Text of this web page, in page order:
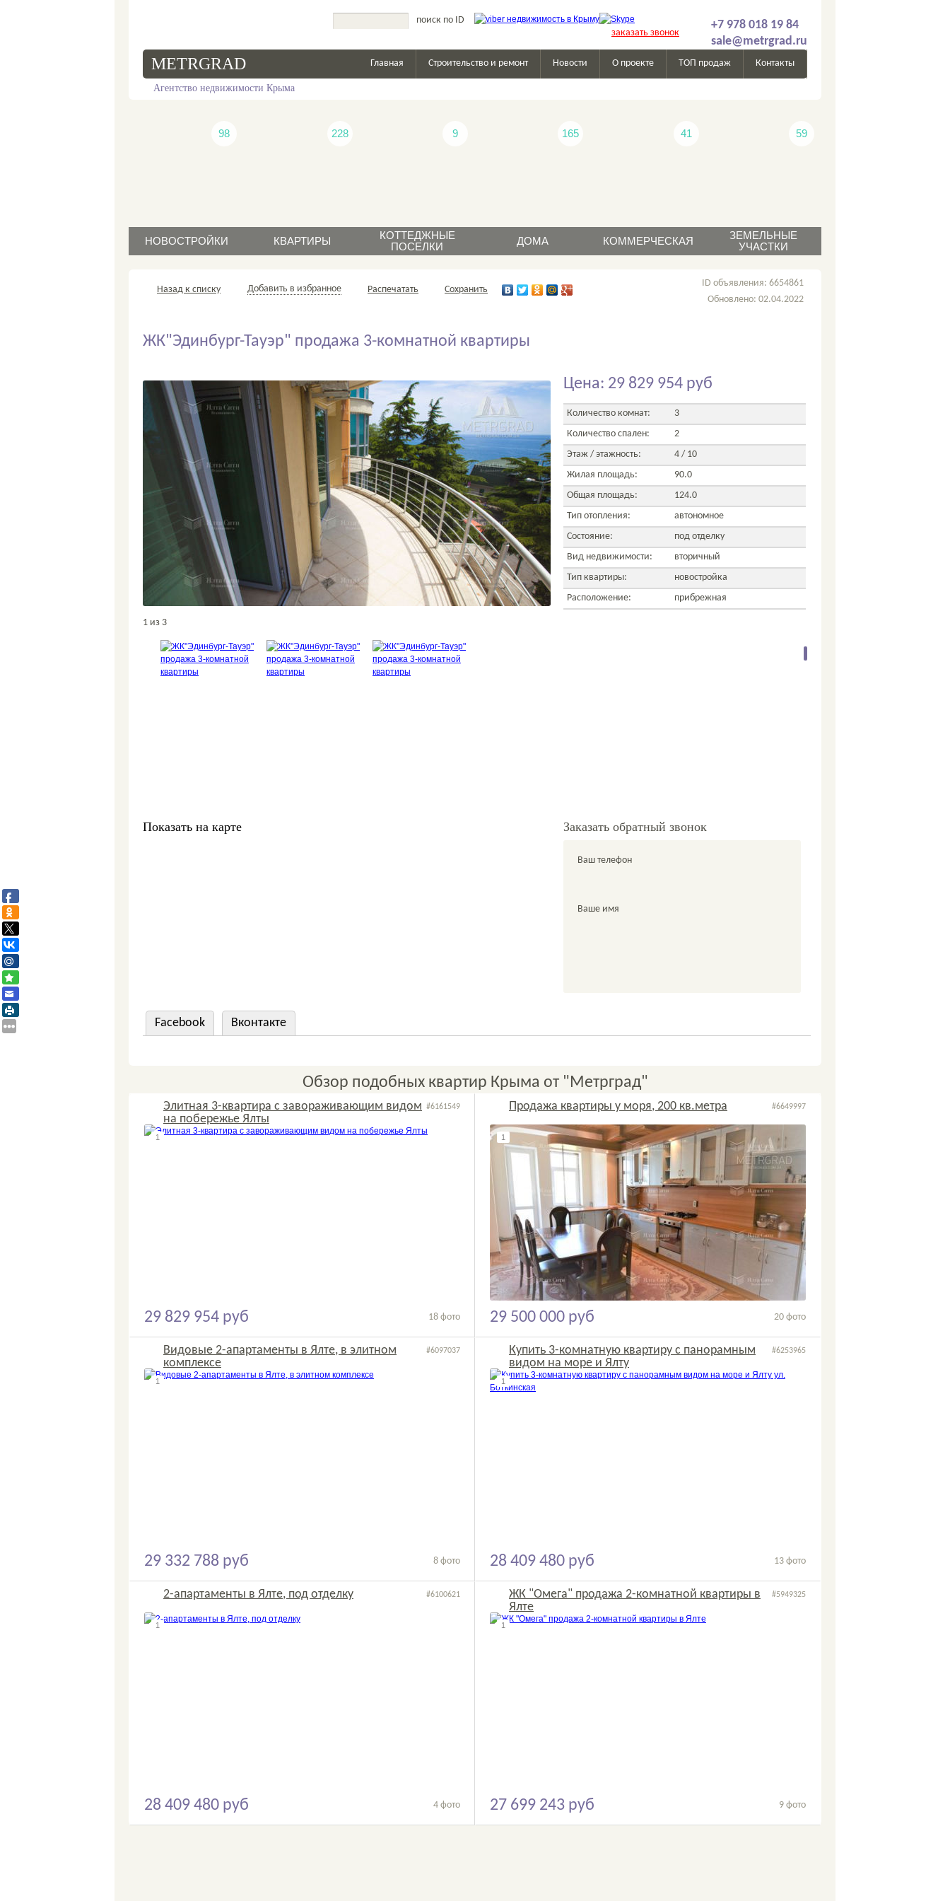
заказать звонок
+7 978 018 19 84
sale@metrgrad.ru
METRGRAD Главная Строительство и ремонт Новости О проекте ТОП продаж Контакты
Агентство недвижимости Крыма
НОВОСТРОЙКИ
98
КВАРТИРЫ
аренда
228
КОТТЕДЖНЫЕ
ПОСЕЛКИ
аренда
9
ДОМА
аренда
165
КОММЕРЧЕСКАЯ
41
ЗЕМЕЛЬНЫЕ
УЧАСТКИ
продажа
59
Назад к списку Добавить в избранное Распечатать Сохранить
ID объявления: 6654861
Обновлено: 02.04.2022
ЖК"Эдинбург-Тауэр" продажа 3-комнатной квартиры
1 из 3
Цена: 29 829 954 руб
Количество комнат:
3
Количество спален:
2
Этаж / этажность:
4 / 10
Жилая площадь:
90.0
Общая площадь:
124.0
Тип отопления:
автономное
Состояние:
под отделку
Вид недвижимости:
вторичный
Тип квартиры:
новостройка
Расположение:
прибрежная
Показать на карте Заказать обратный звонок
Ваш телефон
Ваше имя
Facebook Вконтакте
Обзор подобных квартир Крыма от "Метрград"
#6161549
Элитная 3-квартира с завораживающим видом
на побережье Ялты
1
29 829 954 руб 18 фото
#6649997
Продажа квартиры у моря, 200 кв.метра
1
29 500 000 руб 20 фото
#6097037
Видовые 2-апартаменты в Ялте, в элитном
комплексе
1
29 332 788 руб 8 фото
#6253965
Купить 3-комнатную квартиру с панорамным
видом на море и Ялту
1
28 409 480 руб 13 фото
#6100621
2-апартаменты в Ялте, под отделку
1
28 409 480 руб 4 фото
#5949325
ЖК "Омега" продажа 2-комнатной квартиры в
Ялте
1
27 699 243 руб 9 фото